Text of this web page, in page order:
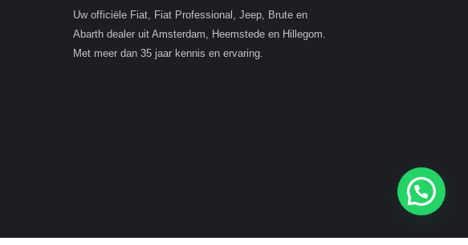
Uw officiële Fiat, Fiat Professional, Jeep, Brute en
Abarth dealer uit Amsterdam, Heemstede en Hillegom.
Met meer dan 35 jaar kennis en ervaring.